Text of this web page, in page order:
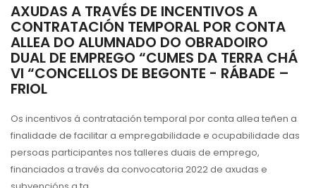
AXUDAS A TRAVÉS DE INCENTIVOS A
CONTRATACIÓN TEMPORAL POR CONTA
ALLEA DO ALUMNADO DO OBRADOIRO
DUAL DE EMPREGO “CUMES DA TERRA CHÁ
VI “CONCELLOS DE BEGONTE - RÁBADE –
FRIOL
Os incentivos á contratación temporal por conta allea teñen a
finalidade de facilitar a empregabilidade e ocupabilidade das
persoas participantes nos talleres duais de emprego,
financiados a través da convocatoria 2022 de axudas e